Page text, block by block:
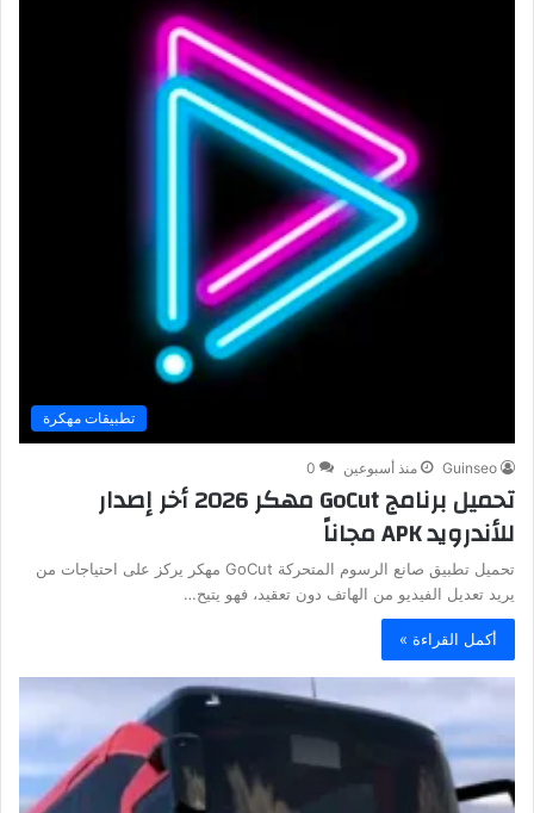
تطبيقات مهكرة
Guinseo منذ أسبوعين 0
تحميل برنامج GoCut مهكر 2026 أخر إصدار
للأندرويد APK مجاناً
تحميل تطبيق صانع الرسوم المتحركة GoCut مهكر يركز على احتياجات من
يريد تعديل الفيديو من الهاتف دون تعقيد، فهو يتيح…
أكمل القراءة »